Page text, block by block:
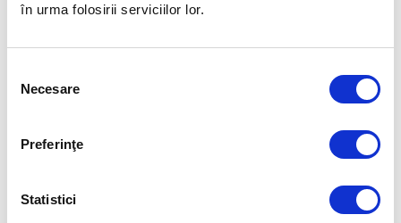
în urma folosirii serviciilor lor.
consimțământului
Necesare
Preferinţe
Statistici
satisfactii profesionale si personale – va descoperi
In 1999 am fost printre pionierii programelor de
teambuilding outdoor din Romania. Evenimentele
noastre din acei ani au contribuit foarte mult la
simularea de business “The Search for The Lost